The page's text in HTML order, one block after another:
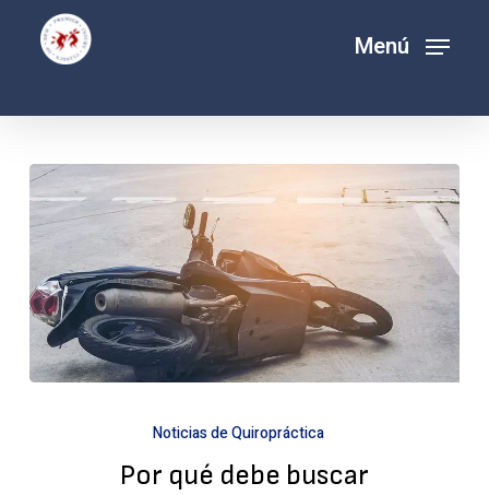
Menú
qué
debe
Noticias de Quiropráctica
Por qué debe buscar